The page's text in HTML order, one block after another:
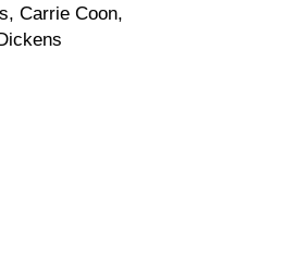
Carrie Coon,